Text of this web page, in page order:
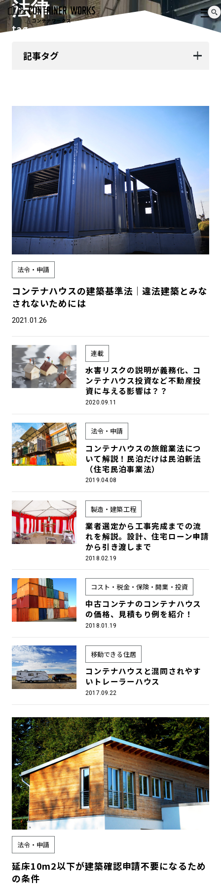
法律
tag
記事タグ
コンテナハウスの建築基準法｜違法建築とみな
されないためには
法令・申請
2021.01.26
水害リスクの説明が義務化、コ
ンテナハウス投資など不動産投
資に与える影響は？？
連載
2020.09.11
コンテナハウスの旅館業法につ
いて解説！民泊だけは民泊新法
（住宅民泊事業法）
法令・申請
2019.04.08
業者選定から工事完成までの流
れを解説。設計、住宅ローン申請
から引き渡しまで
製造・建築工程
2018.02.19
中古コンテナのコンテナハウス
の価格、見積もり例を紹介！
コスト・税金・保険・開業・投資
2018.01.19
コンテナハウスと混同されやす
いトレーラーハウス
移動できる住居
2017.09.22
延床10m2以下が建築確認申請不要になるため
の条件
法令・申請